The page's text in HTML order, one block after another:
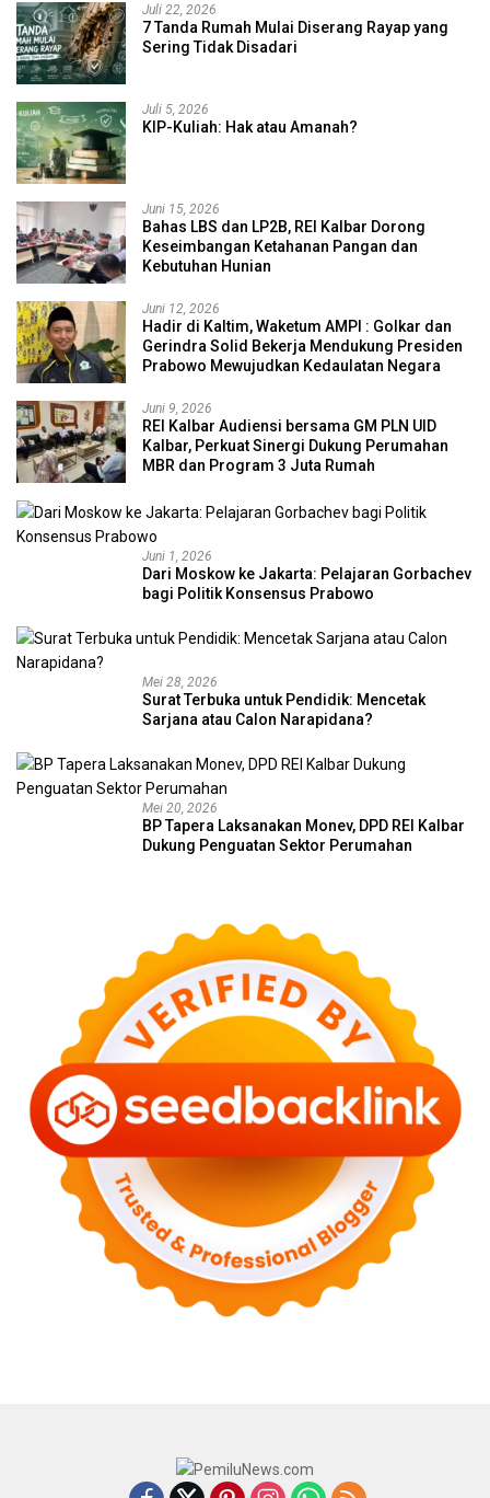
Juli 22, 2026
7 Tanda Rumah Mulai Diserang Rayap yang
Sering Tidak Disadari
Juli 5, 2026
KIP-Kuliah: Hak atau Amanah?
Juni 15, 2026
Bahas LBS dan LP2B, REI Kalbar Dorong
Keseimbangan Ketahanan Pangan dan
Kebutuhan Hunian
Juni 12, 2026
Hadir di Kaltim, Waketum AMPI : Golkar dan
Gerindra Solid Bekerja Mendukung Presiden
Prabowo Mewujudkan Kedaulatan Negara
Juni 9, 2026
REI Kalbar Audiensi bersama GM PLN UID
Kalbar, Perkuat Sinergi Dukung Perumahan
MBR dan Program 3 Juta Rumah
Juni 1, 2026
Dari Moskow ke Jakarta: Pelajaran Gorbachev
bagi Politik Konsensus Prabowo
Mei 28, 2026
Surat Terbuka untuk Pendidik: Mencetak
Sarjana atau Calon Narapidana?
Mei 20, 2026
BP Tapera Laksanakan Monev, DPD REI Kalbar
Dukung Penguatan Sektor Perumahan